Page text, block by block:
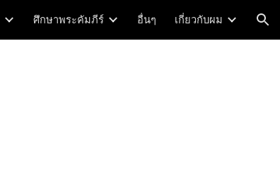
ศึกษาพระคัมภีร์ อื่นๆ เกี่ยวกับผม